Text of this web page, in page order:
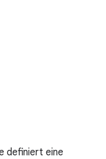
definiert eine